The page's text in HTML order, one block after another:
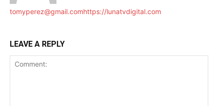
tomyperez@gmail.comhttps://lunatvdigital.com
LEAVE A REPLY